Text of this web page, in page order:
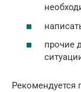
прочие
Рекомендуется